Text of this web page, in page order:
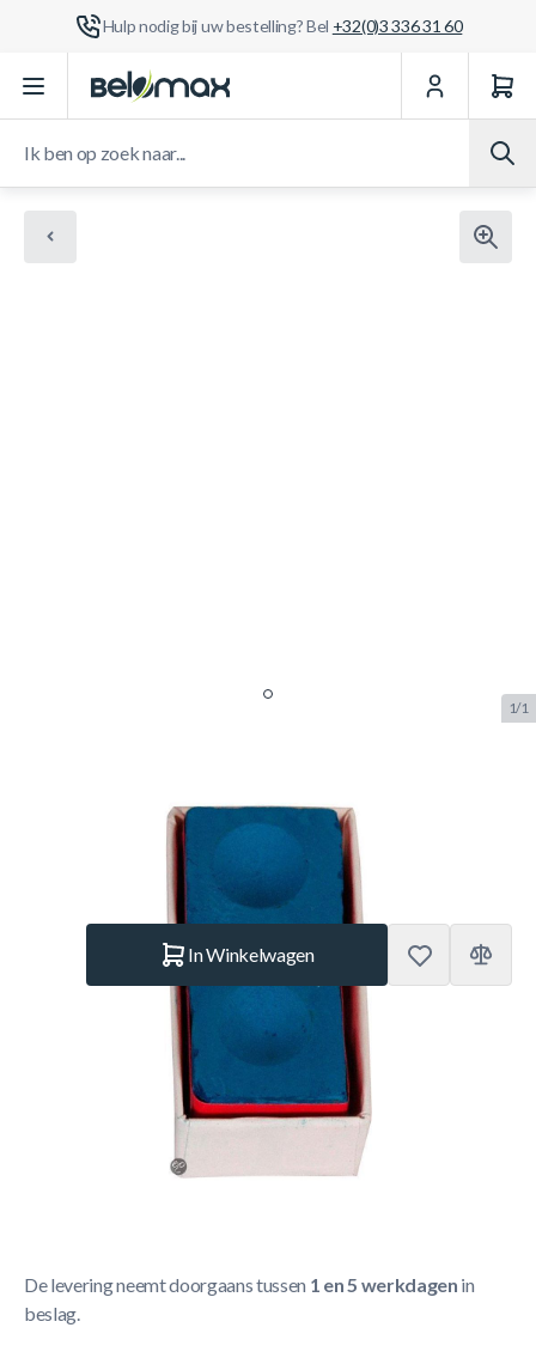
Hulp nodig bij uw bestelling? Bel +32(0)3 336 31 60
Ga naar de inhoud
1/1
BUF.3003.000 Merk: Master
In Winkelwagen
• Meest verkochte krijt ter wereld • Duo verpakking! •
Top kwaliteit • Unieke, pakkende structuur • Gelijkmatige
Meer Lezen
De levering neemt doorgaans tussen 1 en 5 werkdagen in
beslag.